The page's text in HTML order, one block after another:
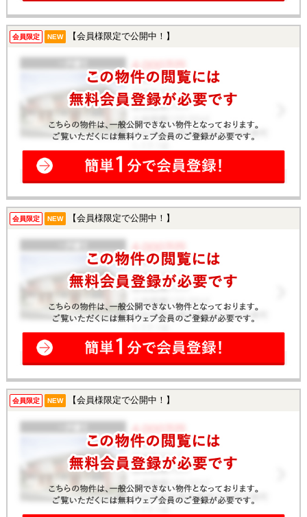
会員限定 NEW 【会員様限定で公開中！】
会員限定 NEW 【会員様限定で公開中！】
会員限定 NEW 【会員様限定で公開中！】